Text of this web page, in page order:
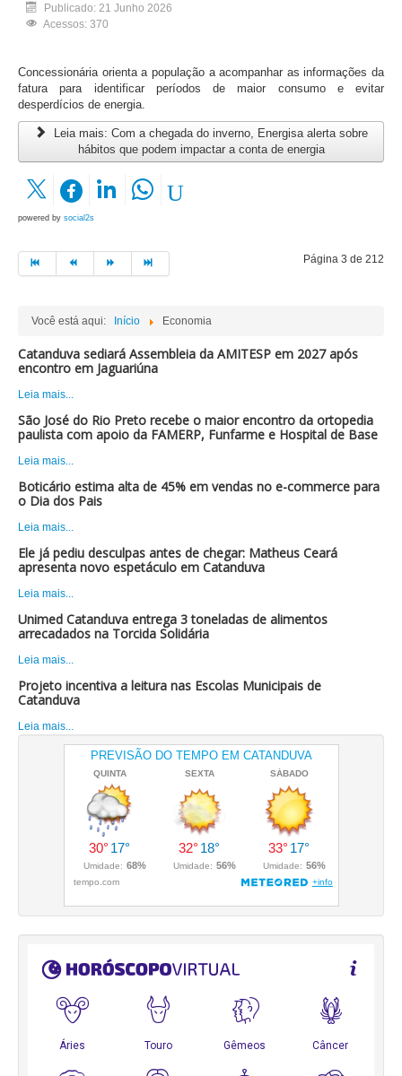
Publicado: 21 Junho 2026
Acessos: 370
Concessionária orienta a população a acompanhar as informações da
fatura para identificar períodos de maior consumo e evitar
desperdícios de energia.
Leia mais: Com a chegada do inverno, Energisa alerta sobre
hábitos que podem impactar a conta de energia
powered by social2s
Página 3 de 212
Você está aqui: Início Economia
Catanduva sediará Assembleia da AMITESP em 2027 após
encontro em Jaguariúna
Leia mais...
São José do Rio Preto recebe o maior encontro da ortopedia
paulista com apoio da FAMERP, Funfarme e Hospital de Base
Leia mais...
Boticário estima alta de 45% em vendas no e-commerce para
o Dia dos Pais
Leia mais...
Ele já pediu desculpas antes de chegar: Matheus Ceará
apresenta novo espetáculo em Catanduva
Leia mais...
Unimed Catanduva entrega 3 toneladas de alimentos
arrecadados na Torcida Solidária
Leia mais...
Projeto incentiva a leitura nas Escolas Municipais de
Catanduva
Leia mais...